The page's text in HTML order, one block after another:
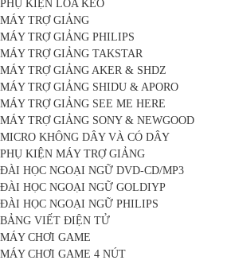
PHỤ KIỆN LOA KÉO
MÁY TRỢ GIẢNG
MÁY TRỢ GIẢNG PHILIPS
MÁY TRỢ GIẢNG TAKSTAR
MÁY TRỢ GIẢNG AKER & SHDZ
MÁY TRỢ GIẢNG SHIDU & APORO
MÁY TRỢ GIẢNG SEE ME HERE
MÁY TRỢ GIẢNG SONY & NEWGOOD
MICRO KHÔNG DÂY VÀ CÓ DÂY
PHỤ KIỆN MÁY TRỢ GIẢNG
ĐÀI HỌC NGOẠI NGỮ DVD-CD/MP3
ĐÀI HỌC NGOẠI NGỮ GOLDIYP
ĐÀI HỌC NGOẠI NGỮ PHILIPS
BẢNG VIẾT ĐIỆN TỬ
MÁY CHƠI GAME
MÁY CHƠI GAME 4 NÚT